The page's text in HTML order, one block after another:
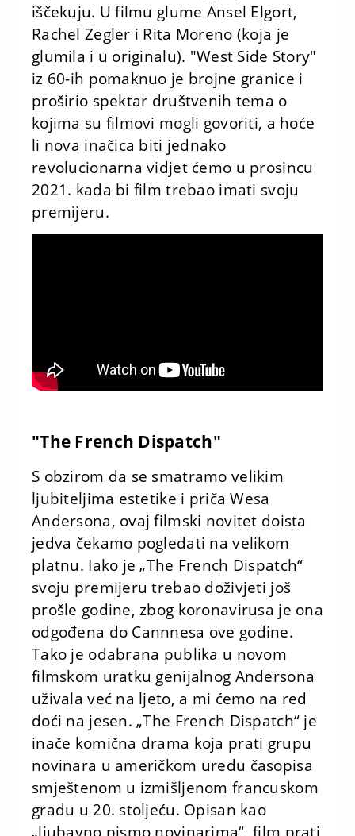
iščekuju. U filmu glume Ansel Elgort,
Rachel Zegler i Rita Moreno (koja je
glumila i u originalu). "West Side Story"
iz 60-ih pomaknuo je brojne granice i
proširio spektar društvenih tema o
kojima su filmovi mogli govoriti, a hoće
li nova inačica biti jednako
revolucionarna vidjet ćemo u prosincu
2021. kada bi film trebao imati svoju
premijeru.
"The French Dispatch"
S obzirom da se smatramo velikim
ljubiteljima estetike i priča Wesa
Andersona, ovaj filmski novitet doista
jedva čekamo pogledati na velikom
platnu. Iako je „The French Dispatch“
svoju premijeru trebao doživjeti još
prošle godine, zbog koronavirusa je ona
odgođena do Cannnesa ove godine.
Tako je odabrana publika u novom
filmskom uratku genijalnog Andersona
uživala već na ljeto, a mi ćemo na red
doći na jesen. „The French Dispatch“ je
inače komična drama koja prati grupu
novinara u američkom uredu časopisa
smještenom u izmišljenom francuskom
gradu u 20. stoljeću. Opisan kao
„ljubavno pismo novinarima“, film prati